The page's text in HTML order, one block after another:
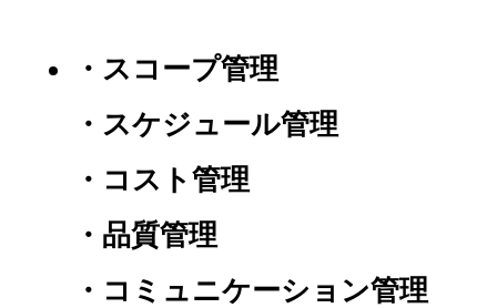
・スコープ管理
・スケジュール管理
・コスト管理
・品質管理
・コミュニケーション管理